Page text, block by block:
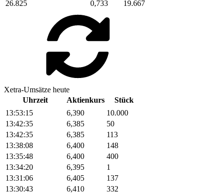
26.825
0,733 19.667
Xetra-Umsätze heute
Uhrzeit
Aktienkurs
Stück
13:53:15
6,390
10.000
13:42:35
6,385
50
13:42:35
6,385
113
13:38:08
6,400
148
13:35:48
6,400
400
13:34:20
6,395
1
13:31:06
6,405
137
13:30:43
6,410
332